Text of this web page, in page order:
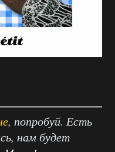
, попробуй. Есть
нам будет